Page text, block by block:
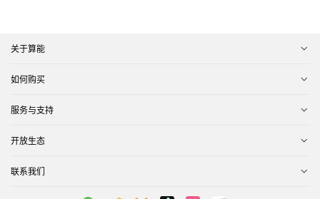
关于算能
如何购买
服务与支持
开放生态
联系我们